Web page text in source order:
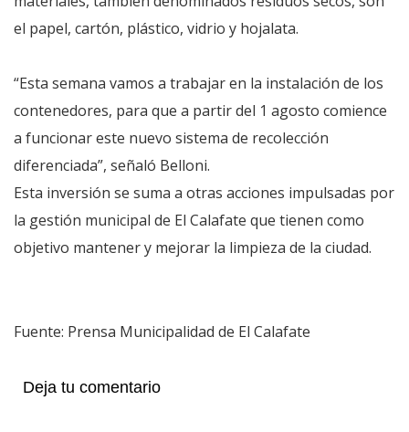
el papel, cartón, plástico, vidrio y hojalata.
“Esta semana vamos a trabajar en la instalación de los
contenedores, para que a partir del 1 agosto comience
a funcionar este nuevo sistema de recolección
diferenciada”, señaló Belloni.
Esta inversión se suma a otras acciones impulsadas por
la gestión municipal de El Calafate que tienen como
objetivo mantener y mejorar la limpieza de la ciudad.
Fuente: Prensa Municipalidad de El Calafate
Deja tu comentario